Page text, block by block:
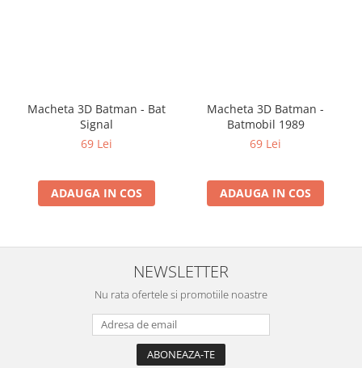
Macheta 3D Batman - Bat
Signal
69 Lei
ADAUGA IN COS
Macheta 3D Batman -
Batmobil 1989
69 Lei
ADAUGA IN COS
NEWSLETTER
Nu rata ofertele si promotiile noastre